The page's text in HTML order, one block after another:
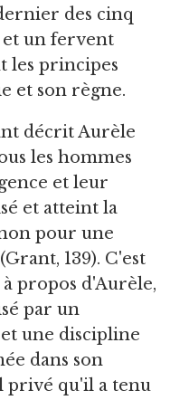
des cinq
et un fervent
les principes
et son règne.
décrit Aurèle
les hommes
et leur
et atteint la
pour une
139). C'est
propos d'Aurèle,
par un
une discipline
dans son
privé qu'il a tenu